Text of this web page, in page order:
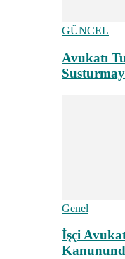
GÜNCEL
Avukatı
Genel
İşçi